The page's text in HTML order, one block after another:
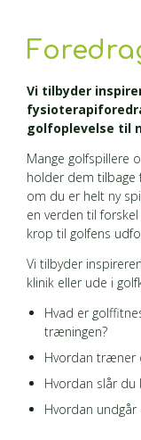
Vi tilbyder
golfoplevelse til
Mange golfspillere
holder dem tilbage
om du er helt ny
en verden til
krop til golfens
Vi tilbyder
klinik eller ude i
Hvad er
træningen?
Hvordan træner
Hvordan slår du
Hvordan undgår